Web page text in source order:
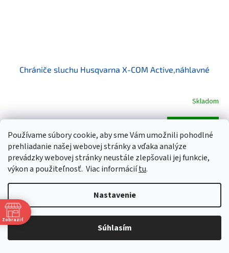
Používame súbory cookie, aby sme Vám umožnili pohodlné
prehliadanie našej webovej stránky a vďaka analýze
prevádzky webovej stránky neustále zlepšovali jej funkcie,
výkon a použiteľnosť. Viac informáciítu.
Nastavenie
Súhlasím
Chrániče sluchu Husqvarna X-COM Active,náhlavné
Skladom
€634,07 bez DPH
€779,90
Profesionálna ochrana sluchu s interkomomChrániče sluchu
Husqvarna X-COM Active chránia váš sluch a zároveň umožňujú
spoľahlivý a krištáľovo čistý interkom. Táto robustná a...
Zobraziť